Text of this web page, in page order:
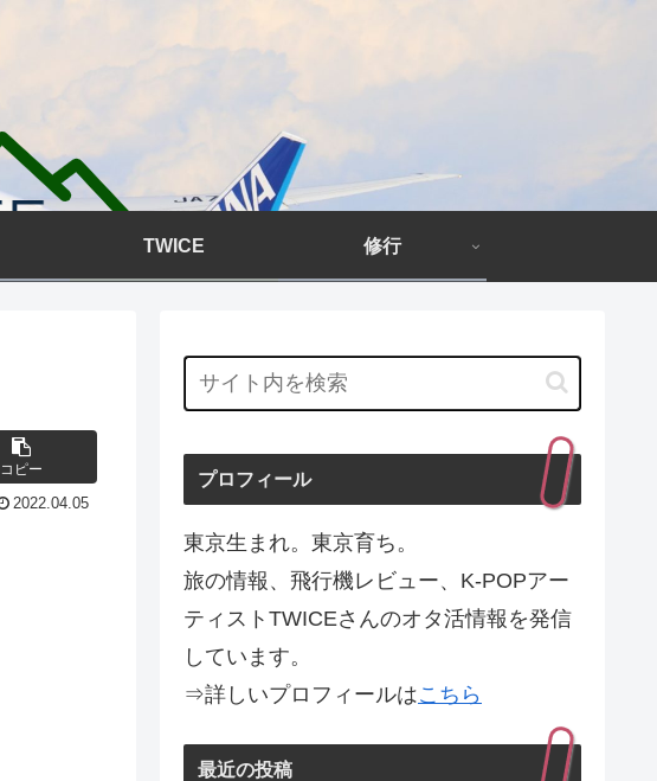
TWICE 修行
コピー
2022.04.05
プロフィール
東京生まれ。東京育ち。
旅の情報、飛行機レビュー、K-POPアー
ティストTWICEさんのオタ活情報を発信
しています。
⇒詳しいプロフィールはこちら
最近の投稿